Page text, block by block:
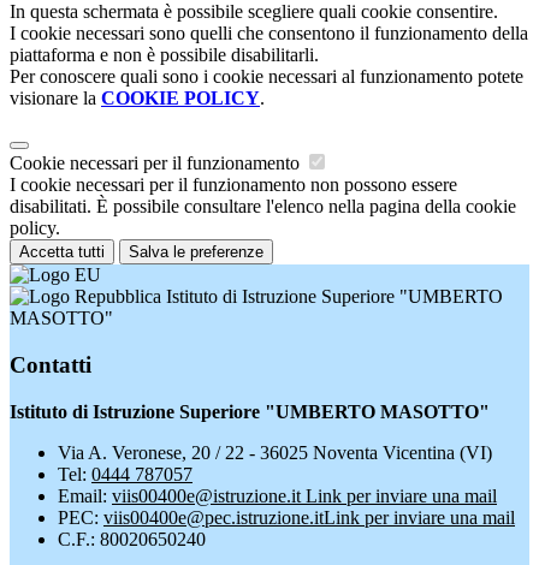
In questa schermata è possibile scegliere quali cookie consentire.
I cookie necessari sono quelli che consentono il funzionamento della
piattaforma e non è possibile disabilitarli.
Per conoscere quali sono i cookie necessari al funzionamento potete
visionare la COOKIE POLICY.
Cookie necessari per il funzionamento
I cookie necessari per il funzionamento non possono essere
disabilitati. È possibile consultare l'elenco nella pagina della cookie
policy.
Accetta tutti Salva le preferenze
Istituto di Istruzione Superiore "UMBERTO
MASOTTO"
Contatti
Istituto di Istruzione Superiore "UMBERTO MASOTTO"
Via A. Veronese, 20 / 22 - 36025 Noventa Vicentina (VI)
Tel: 0444 787057
Email: viis00400e@istruzione.it Link per inviare una mail
PEC: viis00400e@pec.istruzione.itLink per inviare una mail
C.F.: 80020650240